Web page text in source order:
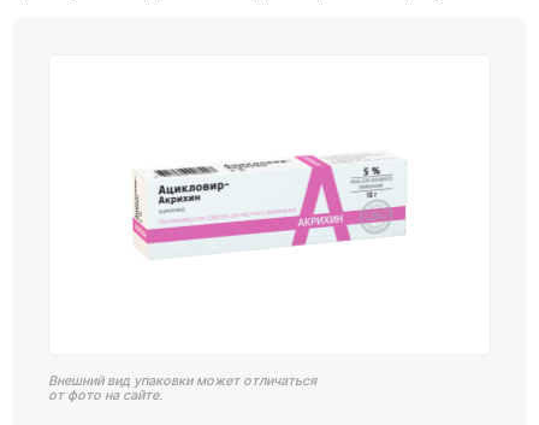
Внешний вид упаковки может отличаться
от фото на сайте.